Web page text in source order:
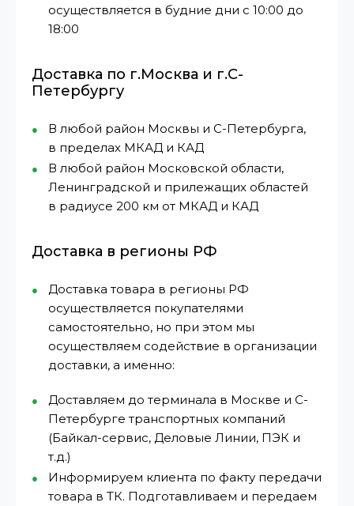
осуществляется в будние дни с 10:00 до
18:00
Доставка по г.Москва и г.С-
Петербургу
В любой район Москвы и С-Петербурга,
в пределах МКАД и КАД
В любой район Московской области,
Ленинградской и прилежащих областей
в радиусе 200 км от МКАД и КАД
Доставка в регионы РФ
Доставка товара в регионы РФ
осуществляется покупателями
самостоятельно, но при этом мы
осуществляем содействие в организации
доставки, а именно:
Доставляем до терминала в Москве и С-
Петербурге транспортных компаний
(Байкал-сервис, Деловые Линии, ПЭК и
т.д.)
Информируем клиента по факту передачи
товара в ТК. Подготавливаем и передаем